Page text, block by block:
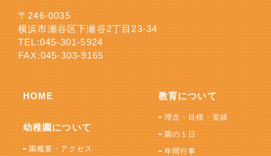
〒246-0035
横浜市瀬谷区下瀬谷2丁目23-34
TEL:045-301-5924
FAX:045-303-9165
HOME
幼稚園について
園概要・アクセス
教育について
理念・目標・実績
園の１日
年間行事